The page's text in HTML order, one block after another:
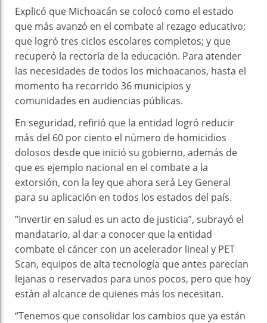
Explicó que Michoacán se colocó como el estado
que más avanzó en el combate al rezago educativo;
que logró tres ciclos escolares completos; y que
recuperó la rectoría de la educación. Para atender
las necesidades de todos los michoacanos, hasta el
momento ha recorrido 36 municipios y
comunidades en audiencias públicas.
En seguridad, refirió que la entidad logró reducir
más del 60 por ciento el número de homicidios
dolosos desde que inició su gobierno, además de
que es ejemplo nacional en el combate a la
extorsión, con la ley que ahora será Ley General
para su aplicación en todos los estados del país.
“Invertir en salud es un acto de justicia”, subrayó el
mandatario, al dar a conocer que la entidad
combate el cáncer con un acelerador lineal y PET
Scan, equipos de alta tecnología que antes parecían
lejanas o reservados para unos pocos, pero que hoy
están al alcance de quienes más los necesitan.
“Tenemos que consolidar los cambios que ya están